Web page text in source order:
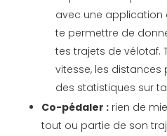
avec une application
te permettre de
tes trajets de vélotaf.
vitesse, les
des statistiques sur
Co-pédaler :rien de
tout ou partie de son